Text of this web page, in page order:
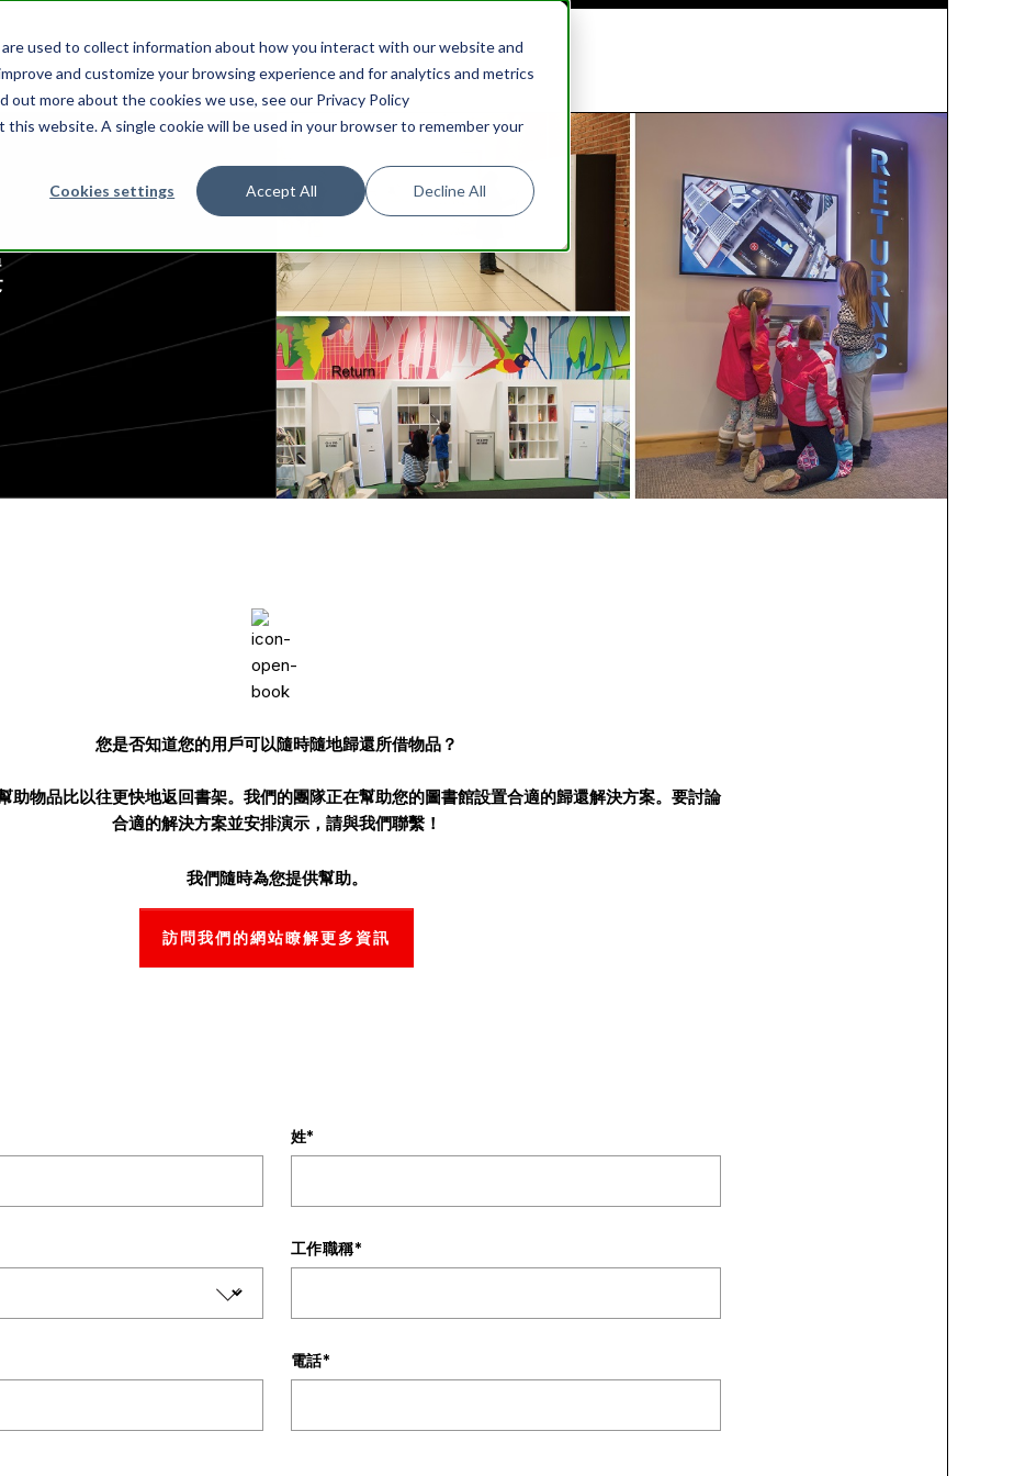
used to collect information about how you interact with our website and
and customize your browsing experience and for analytics and metrics
more about the cookies we use, see our Privacy Policy
website. A single cookie will be used in your browser to remember your
Cookies settings Accept All Decline All
您是否知道您的用戶可以隨時隨地歸還所借物品？
助物品比以往更快地返回書架。我們的團隊正在幫助您的圖書館設置合適的歸還解決方案。要討論
合適的解決方案並安排演示，請與我們聯繫！
我們隨時為您提供幫助。
訪問我們的網站瞭解更多資訊
姓*
工作職稱*
電話*